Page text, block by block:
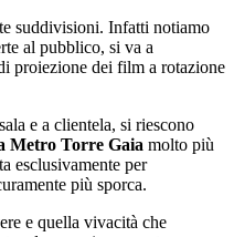
suddivisioni. Infatti notiamo
al pubblico, si va a
proiezione dei film a rotazione
e a clientela, si riescono
Metro Torre Gaia molto più
esclusivamente per
più sporca.
e quella vivacità che